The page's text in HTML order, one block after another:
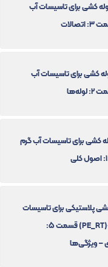
لوله کشی برای تاسیسات آب
لوله کشی برای تاسیسات آب
لوله کشی برای تاسیسات آب گرم
لوله کشی پلاستیکی برای تاسیسات
آب گرم و سرد- پلی اتیلن مقاوم در برابر دمای بالا -(PE_RT) قسمت 5:
– ویژگی‌ها